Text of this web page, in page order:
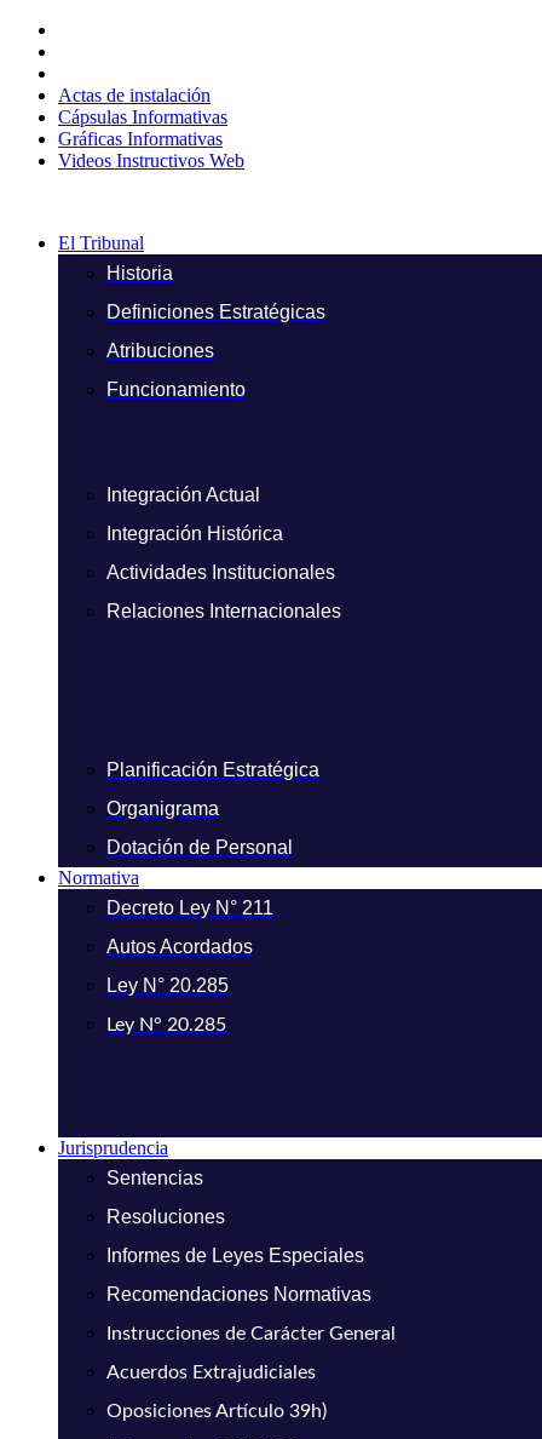
contenido
Actas de instalación
Cápsulas Informativas
Gráficas Informativas
Videos Instructivos Web
El Tribunal
Historia
Definiciones Estratégicas
Atribuciones
Funcionamiento
Integración Actual
Integración Histórica
Actividades Institucionales
Relaciones Internacionales
Planificación Estratégica
Organigrama
Dotación de Personal
Normativa
Decreto Ley N° 211
Autos Acordados
Ley N° 20.285
Ley N° 20.285
Jurisprudencia
Sentencias
Resoluciones
Informes de Leyes Especiales
Recomendaciones Normativas
Instrucciones de Carácter General
Acuerdos Extrajudiciales
Oposiciones Artículo 39h)